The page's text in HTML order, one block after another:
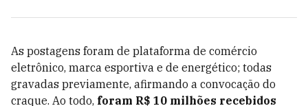
As postagens foram de plataforma de comércio
eletrônico, marca esportiva e de energético; todas
gravadas previamente, afirmando a convocação do
craque. Ao todo, foram R$ 10 milhões recebidos